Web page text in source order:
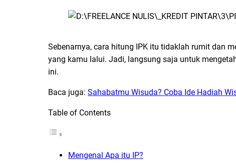
Sebenarnya, cara hitung IPK itu tidaklah rumit dan
yang kamu lalui. Jadi, langsung saja untuk
ini.
Baca juga: Sahabatmu Wisuda? Coba Ide Hadiah
Table of Contents
Mengenal Apa itu IP?